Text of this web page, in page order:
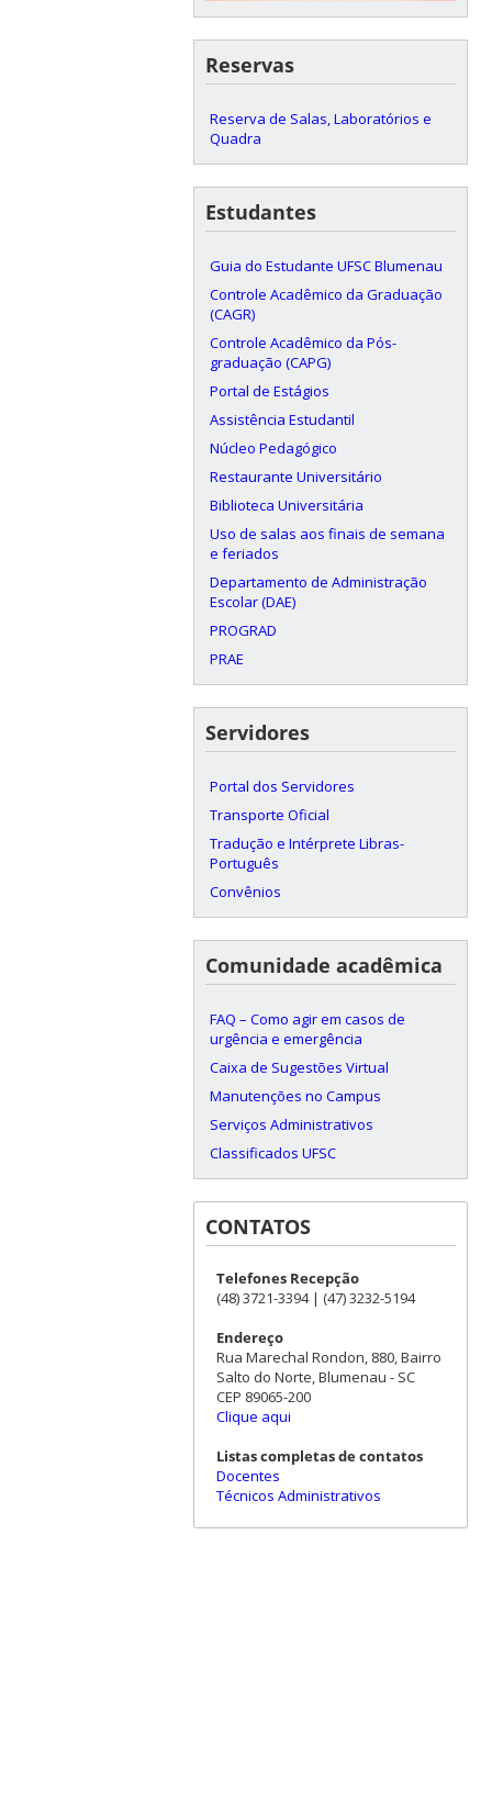
Reservas
Reserva de Salas, Laboratórios e
Quadra
Estudantes
Guia do Estudante UFSC Blumenau
Controle Acadêmico da Graduação
(CAGR)
Controle Acadêmico da Pós-
graduação (CAPG)
Portal de Estágios
Assistência Estudantil
Núcleo Pedagógico
Restaurante Universitário
Biblioteca Universitária
Uso de salas aos finais de semana
e feriados
Departamento de Administração
Escolar (DAE)
PROGRAD
PRAE
Servidores
Portal dos Servidores
Transporte Oficial
Tradução e Intérprete Libras-
Português
Convênios
Comunidade acadêmica
FAQ – Como agir em casos de
urgência e emergência
Caixa de Sugestões Virtual
Manutenções no Campus
Serviços Administrativos
Classificados UFSC
CONTATOS
Telefones Recepção
(48) 3721-3394 | (47) 3232-5194
Endereço
Rua Marechal Rondon, 880, Bairro
Salto do Norte, Blumenau - SC
CEP 89065-200
Clique aqui
Listas completas de contatos
Docentes
Técnicos Administrativos